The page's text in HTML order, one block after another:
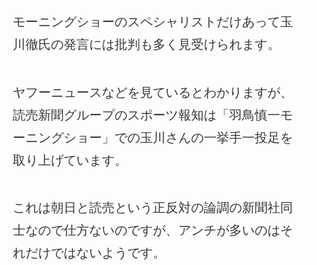
モーニングショーのスペシャリストだけあって玉
川徹氏の発言には批判も多く見受けられます。
ヤフーニュースなどを見ているとわかりますが、
読売新聞グループのスポーツ報知は「羽鳥慎一モ
ーニングショー」での玉川さんの一挙手一投足を
取り上げています。
これは朝日と読売という正反対の論調の新聞社同
士なので仕方ないのですが、アンチが多いのはそ
れだけではないようです。